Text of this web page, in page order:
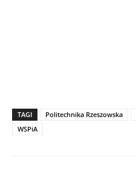
TAGI Politechnika Rzeszowska
WSPiA